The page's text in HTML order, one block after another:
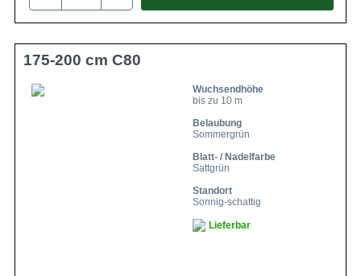
175-200 cm C80
Wuchsendhöhe
bis zu 10 m
Belaubung
Sommergrün
Blatt- / Nadelfarbe
Sattgrün
Standort
Sonnig-schattig
Lieferbar